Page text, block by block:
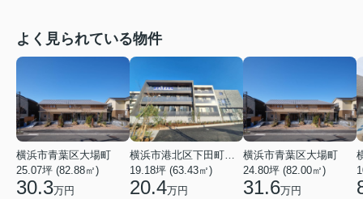
よく見られている物件
横浜市青葉区大場町
25.07坪 (82.88㎡)
30.3万円
19.18坪 (63.43㎡)
20.4万円
横浜市青葉区大場町
24.80坪 (82.00㎡)
31.6万円